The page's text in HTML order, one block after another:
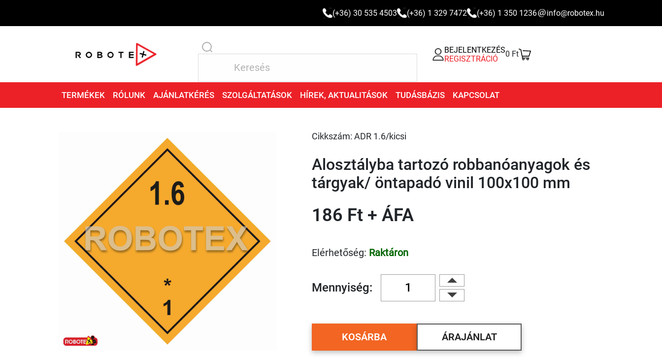
(+36) 30 535 4503 (+36) 1 329 7472 (+36) 1 350 1236 info@robotex.hu
BEJELENTKEZÉS
REGISZTRÁCIÓ
0 Ft
TERMÉKEK RÓLUNK AJÁNLATKÉRÉS SZOLGÁLTATÁSOK HÍREK, AKTUALITÁSOK TUDÁSBÁZIS KAPCSOLAT
Cikkszám: ADR 1.6/kicsi
Alosztályba tartozó robbanóanyagok és
tárgyak/ öntapadó vinil 100x100 mm
186 Ft + ÁFA
Elérhetőség: Raktáron
Mennyiség:
KOSÁRBA ÁRAJÁNLAT